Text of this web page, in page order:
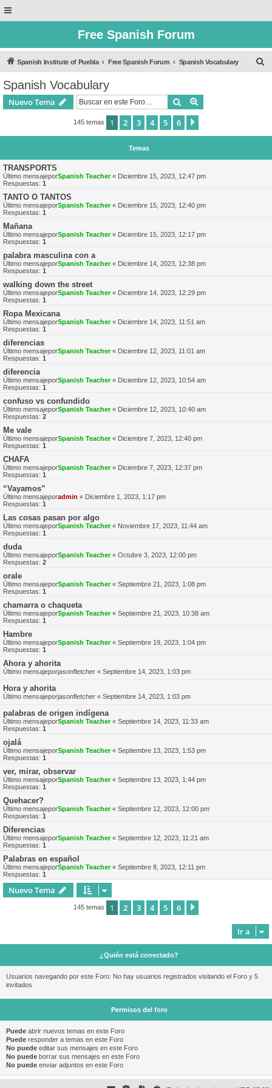
Free Spanish Forum
Spanish Institute of Puebla Free Spanish Forum Spanish Vocabulary
Spanish Vocabulary
Nuevo Tema Buscar
145 temas 1 2 3 4 5 6
Temas
TRANSPORTS
Último mensajeporSpanish Teacher« Diciembre 15, 2023, 12:47 pm
Respuestas: 1
TANTO O TANTOS
Último mensajeporSpanish Teacher« Diciembre 15, 2023, 12:40 pm
Respuestas: 1
Mañana
Último mensajeporSpanish Teacher« Diciembre 15, 2023, 12:17 pm
Respuestas: 1
palabra masculina con a
Último mensajeporSpanish Teacher« Diciembre 14, 2023, 12:38 pm
Respuestas: 1
walking down the street
Último mensajeporSpanish Teacher« Diciembre 14, 2023, 12:29 pm
Respuestas: 1
Ropa Mexicana
Último mensajeporSpanish Teacher« Diciembre 14, 2023, 11:51 am
Respuestas: 1
diferencias
Último mensajeporSpanish Teacher« Diciembre 12, 2023, 11:01 am
Respuestas: 1
diferencia
Último mensajeporSpanish Teacher« Diciembre 12, 2023, 10:54 am
Respuestas: 1
confuso vs confundido
Último mensajeporSpanish Teacher« Diciembre 12, 2023, 10:40 am
Respuestas: 2
Me vale
Último mensajeporSpanish Teacher« Diciembre 7, 2023, 12:40 pm
Respuestas: 1
CHAFA
Último mensajeporSpanish Teacher« Diciembre 7, 2023, 12:37 pm
Respuestas: 1
“Vayamos”
Último mensajeporadmin « Diciembre 1, 2023, 1:17 pm
Respuestas: 1
Las cosas pasan por algo
Último mensajeporSpanish Teacher« Noviembre 17, 2023, 11:44 am
Respuestas: 1
duda
Último mensajeporSpanish Teacher« Octubre 3, 2023, 12:00 pm
Respuestas: 2
orale
Último mensajeporSpanish Teacher« Septiembre 21, 2023, 1:08 pm
Respuestas: 1
chamarra o chaqueta
Último mensajeporSpanish Teacher« Septiembre 21, 2023, 10:38 am
Respuestas: 1
Hambre
Último mensajeporSpanish Teacher« Septiembre 19, 2023, 1:04 pm
Respuestas: 1
Ahora y ahorita
Último mensajeporjasonfletcher « Septiembre 14, 2023, 1:03 pm
Hora y ahorita
Último mensajeporjasonfletcher « Septiembre 14, 2023, 1:03 pm
palabras de origen indígena
Último mensajeporSpanish Teacher« Septiembre 14, 2023, 11:33 am
Respuestas: 1
ojalá
Último mensajeporSpanish Teacher« Septiembre 13, 2023, 1:53 pm
Respuestas: 1
ver, mirar, observar
Último mensajeporSpanish Teacher« Septiembre 13, 2023, 1:44 pm
Respuestas: 1
Quehacer?
Último mensajeporSpanish Teacher« Septiembre 12, 2023, 12:00 pm
Respuestas: 1
Diferencias
Último mensajeporSpanish Teacher« Septiembre 12, 2023, 11:21 am
Respuestas: 1
Palabras en español
Último mensajeporSpanish Teacher« Septiembre 8, 2023, 12:11 pm
Respuestas: 1
Nuevo Tema
145 temas 1 2 3 4 5 6
Ir a
¿Quién está conectado?
Usuarios navegando por este Foro: No hay usuarios registrados visitando el Foro y 5
invitados
Permisos del foro
Puede abrir nuevos temas en este Foro
Puede responder a temas en este Foro
No puede editar sus mensajes en este Foro
No puede borrar sus mensajes en este Foro
No puede enviar adjuntos en este Foro